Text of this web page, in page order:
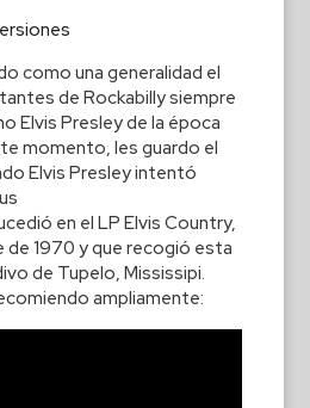
como una generalidad el
de Rockabilly siempre
Elvis Presley de la época
momento, les guardo el
Elvis Presley intentó
en el LP Elvis Country,
de 1970 y que recogió esta
de Tupelo, Mississipi.
ampliamente: